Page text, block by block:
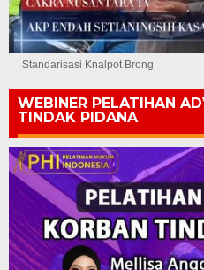
Standarisasi Knalpot Brong
WEBINER PELATIHAN
TINDAK PIDANA